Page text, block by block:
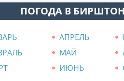
ПОГОДА В
АПРЕЛЬ
МАЙ
ИЮНЬ